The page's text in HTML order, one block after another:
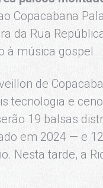
Copacabana
da Rua
à música gospel.
de
tecnologia e
19 balsas
em 2024 — e
Nesta tarde, a